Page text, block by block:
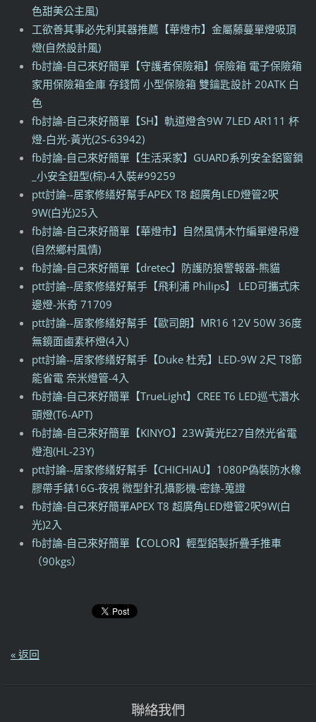
色甜美公主風)
工欲善其事必先利其器推薦【華燈市】金屬藤蔓單燈吸頂
燈(自然設計風)
fb討論-自己來好簡單【守護者保險箱】保險箱 電子保險箱
家用保險箱金庫 存錢筒 小型保險箱 雙鑰匙設計 20ATK 白
色
fb討論-自己來好簡單【SH】軌道燈含9W 7LED AR111 杯
燈-白光-黃光(2S-63942)
fb討論-自己來好簡單【生活采家】GUARD系列安全鋁窗鎖
_小安全鈕型(棕)-4入裝#99259
ptt討論--居家修繕好幫手APEX T8 超廣角LED燈管2呎
9W(白光)25入
fb討論-自己來好簡單【華燈市】自然風情木竹編單燈吊燈
(自然鄉村風情)
fb討論-自己來好簡單【dretec】防護防狼警報器-熊貓
ptt討論--居家修繕好幫手【飛利浦 Philips】 LED可攜式床
邊燈-米奇 71709
ptt討論--居家修繕好幫手【歐司朗】MR16 12V 50W 36度
無鏡面鹵素杯燈(4入)
ptt討論--居家修繕好幫手【Duke 杜克】LED-9W 2尺 T8節
能省電 奈米燈管-4入
fb討論-自己來好簡單【TrueLight】CREE T6 LED巡弋潛水
頭燈(T6-APT)
fb討論-自己來好簡單【KINYO】23W黃光E27自然光省電
燈泡(HL-23Y)
ptt討論--居家修繕好幫手【CHICHIAU】1080P偽裝防水橡
膠帶手錶16G-夜視 微型針孔攝影機-密錄-蒐證
fb討論-自己來好簡單APEX T8 超廣角LED燈管2呎9W(白
光)2入
fb討論-自己來好簡單【COLOR】輕型鋁製折疊手推車
（90kgs）
« 返回
聯絡我們